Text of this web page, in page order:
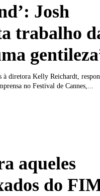
Josh
trabalho
à diretora Kelly Reichardt,
no Festival de Cannes,...
aqueles
do